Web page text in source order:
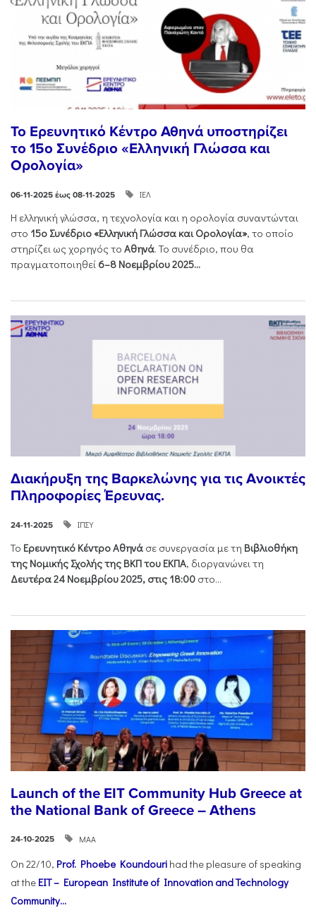
Το Ερευνητικό Κέντρο Αθηνά υποστηρίζει
το 15ο Συνέδριο «Ελληνική Γλώσσα και
Ορολογία»
06-11-2025 έως 08-11-2025 ΙΕΛ
Η ελληνική γλώσσα, η τεχνολογία και η ορολογία συναντώνται
στο 15ο Συνέδριο «Ελληνική Γλώσσα και Ορολογία», το οποίο
στηρίζει ως χορηγός το Αθηνά. Το συνέδριο, που θα
πραγματοποιηθεί 6–8 Νοεμβρίου 2025...
Διακήρυξη της Βαρκελώνης για τις Ανοικτές
Πληροφορίες Έρευνας.
24-11-2025 ΙΠΣΥ
Το Ερευνητικό Κέντρο Αθηνά σε συνεργασία με τη Βιβλιοθήκη
της Νομικής Σχολής της ΒΚΠ του ΕΚΠΑ, διοργανώνει τη
Δευτέρα 24 Νοεμβρίου 2025, στις 18:00 στο...
Launch of the EIT Community Hub Greece at
the National Bank of Greece – Athens
24-10-2025 ΜΑΑ
On 22/10, Prof. Phoebe Koundouri had the pleasure of speaking
at the EIT – European Institute of Innovation and Technology
Community...